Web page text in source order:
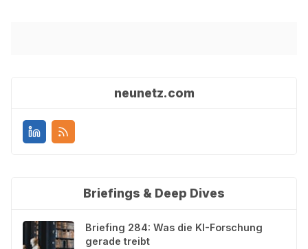
neunetz.com
Briefings & Deep Dives
Briefing 284: Was die KI-Forschung
gerade treibt